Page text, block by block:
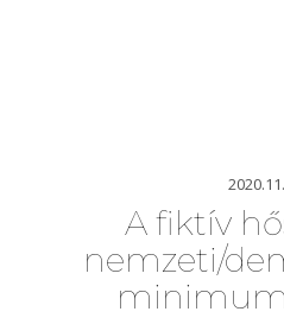
A fiktív
nemzeti/